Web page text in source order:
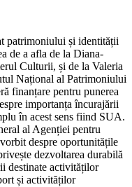
patrimoniului și identității
de a afla de la Diana-
Culturii, și de la Valeria
Național al Patrimoniului
finanțare pentru punerea
importanța încurajării
în acest sens fiind SUA.
al Agenției pentru
despre oportunitățile
dezvoltarea durabilă
destinate activităților
și activităților